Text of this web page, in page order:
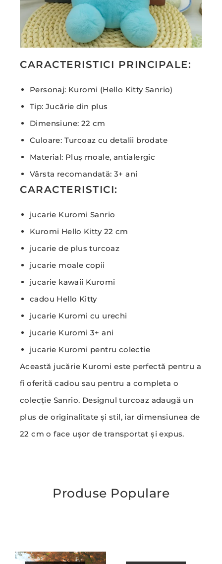
CARACTERISTICI PRINCIPALE:
Personaj: Kuromi (Hello Kitty Sanrio)
Tip: Jucărie din plus
Dimensiune: 22 cm
Culoare: Turcoaz cu detalii brodate
Material: Pluș moale, antialergic
Vârsta recomandată: 3+ ani
CARACTERISTICI:
jucarie Kuromi Sanrio
Kuromi Hello Kitty 22 cm
jucarie de plus turcoaz
jucarie moale copii
jucarie kawaii Kuromi
cadou Hello Kitty
jucarie Kuromi cu urechi
jucarie Kuromi 3+ ani
jucarie Kuromi pentru colectie
Această jucărie Kuromi este perfectă pentru a
fi oferită cadou sau pentru a completa o
colecție Sanrio. Designul turcoaz adaugă un
plus de originalitate și stil, iar dimensiunea de
22 cm o face ușor de transportat și expus.
Produse Populare